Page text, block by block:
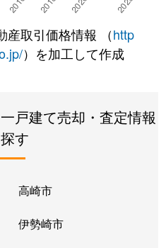
産取引価格情報 （http
）を加工して作成
戸建て売却・査定情報
す
高崎市
伊勢崎市